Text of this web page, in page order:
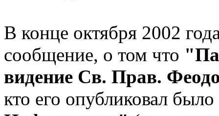
В конце октября 2002
сообщение, о том что
видение Св. Прав.
кто его опубликовал было